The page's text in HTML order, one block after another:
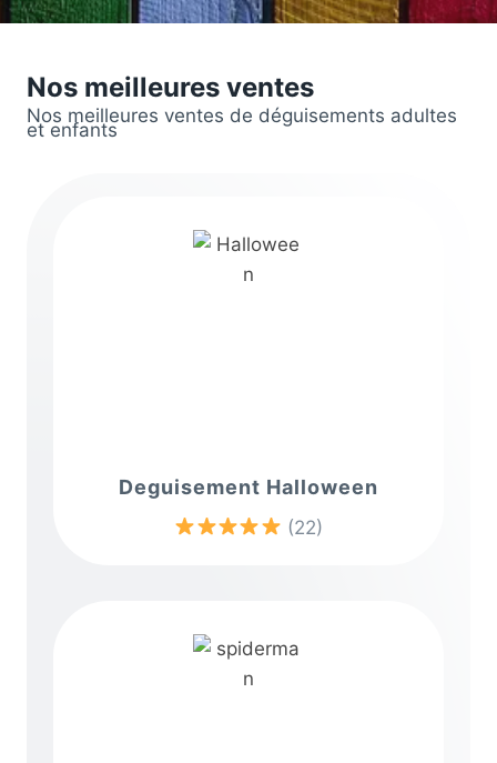
Nos meilleures ventes
Nos meilleures ventes de déguisements adultes
et enfants
Deguisement Halloween
(22)